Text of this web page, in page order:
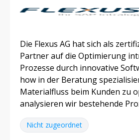
Die Flexus AG hat sich als
Partner auf die Optimierung
Prozesse durch innovative
how in der Beratung
Materialfluss beim Kunden zu
analysieren wir bestehende
Nicht zugeordnet